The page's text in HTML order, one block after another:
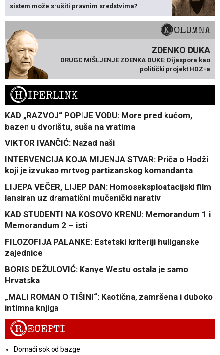
sistem može srušiti pravnim sredstvima?
KOLUMNA
ZDENKO DUKA
DRUGO MIŠLJENJE ZDENKA DUKE: Dijaspora kao
politički projekt HDZ-a
HIPERLINK
KAD „RAZVOJ“ POPIJE VODU: More pred kućom,
bazen u dvorištu, suša na vratima
VIKTOR IVANČIĆ: Nazad naši
INTERVENCIJA KOJA MIJENJA STVAR: Priča o Hodži
koji je izvukao mrtvog partizanskog komandanta
LIJEPA VEČER, LIJEP DAN: Homoseksploatacijski film
lansiran uz dramatični mučenički narativ
KAD STUDENTI NA KOSOVO KRENU: Memorandum 1 i
Memorandum 2 – isti
FILOZOFIJA PALANKE: Estetski kriteriji huliganske
zajednice
BORIS DEŽULOVIĆ: Kanye Westu ostala je samo
Hrvatska
„MALI ROMAN O TIŠINI“: Kaotična, zamršena i duboko
intimna knjiga
RECEPTI
Domaći sok od bazge